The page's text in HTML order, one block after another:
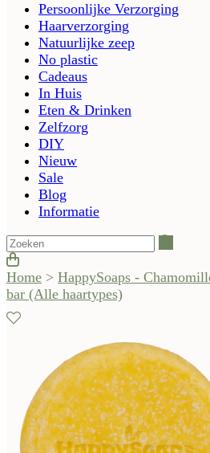
Persoonlijke Verzorging
Haarverzorging
Natuurlijke zeep
No plastic
Cadeaus
In Huis
Eten & Drinken
Zelfzorg
DIY
Nieuw
Sale
Blog
Informatie
Home > HappySoaps -
bar (Alle haartypes)